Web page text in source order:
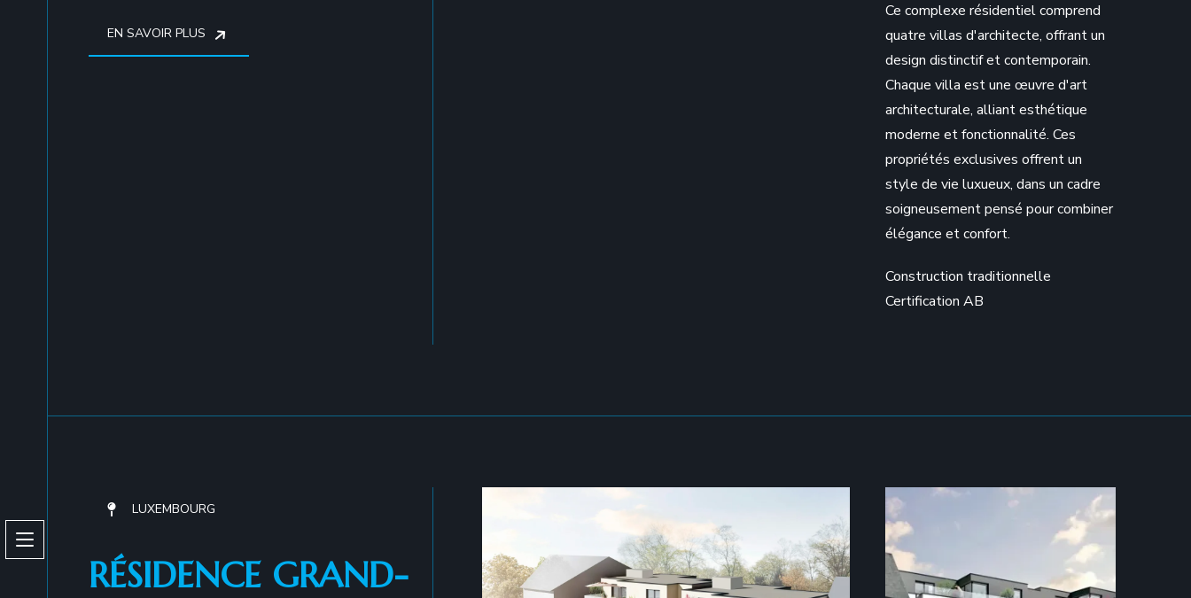
Toggle
EN SAVOIR PLUS
Ce complexe résidentiel comprend
quatre villas d'architecte, offrant un
design distinctif et contemporain.
Chaque villa est une œuvre d'art
architecturale, alliant esthétique
moderne et fonctionnalité. Ces
propriétés exclusives offrent un
style de vie luxueux, dans un cadre
soigneusement pensé pour combiner
élégance et confort.
Construction traditionnelle
Certification AB
LUXEMBOURG
RÉSIDENCE GRAND-